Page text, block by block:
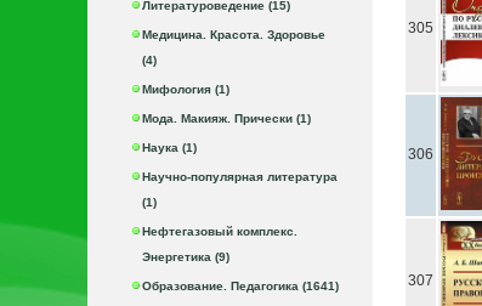
Литературоведение (15)
Медицина. Красота. Здоровье
(4)
Мифология (1)
Мода. Макияж. Прически (1)
Наука (1)
Научно-популярная литература
(1)
Нефтегазовый комплекс.
Энергетика (9)
Образование. Педагогика (1641)
305
306
307